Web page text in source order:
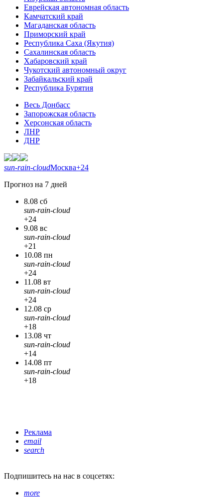
Еврейская автономная область
Камчатский край
Магаданская область
Приморский край
Республика Саха (Якутия)
Сахалинская область
Хабаровский край
Чукотский автономный округ
Забайкальский край
Республика Бурятия
Весь Донбасс
Запорожская область
Херсонская область
ЛНР
ДНР
sun-rain-cloudМосква+24
Прогноз на 7 дней
8.08 сб
sun-rain-cloud
+24
9.08 вс
sun-rain-cloud
+21
10.08 пн
sun-rain-cloud
+24
11.08 вт
sun-rain-cloud
+24
12.08 ср
sun-rain-cloud
+18
13.08 чт
sun-rain-cloud
+14
14.08 пт
sun-rain-cloud
+18
Реклама
email
search
Подпишитесь на нас в соцсетях:
more